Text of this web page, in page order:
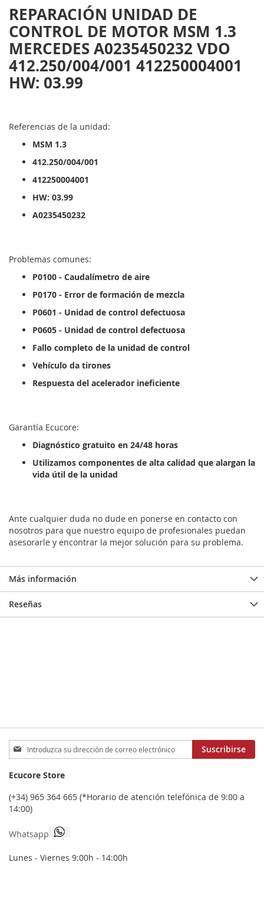
REPARACIÓN UNIDAD DE
CONTROL DE MOTOR MSM 1.3
MERCEDES A0235450232 VDO
412.250/004/001 412250004001
HW: 03.99
Referencias de la unidad:
MSM 1.3
412.250/004/001
412250004001
HW: 03.99
A0235450232
Problemas comunes:
P0100 - Caudalímetro de aire
P0170 - Error de formación de mezcla
P0601 - Unidad de control defectuosa
P0605 - Unidad de control defectuosa
Fallo completo de la unidad de control
Vehículo da tirones
Respuesta del acelerador ineficiente
Garantía Ecucore:
Diagnóstico gratuito en 24/48 horas
Utilizamos componentes de alta calidad que alargan la
vida útil de la unidad
Ante cualquier duda no dude en ponerse en contacto con
nosotros para que nuestro equipo de profesionales puedan
asesorarle y encontrar la mejor solución para su problema.
Más información
Reseñas
Inscríbase
a
boletín
de
noticias:
Suscribirse
Ecucore Store
(+34) 965 364 665 (*Horario de atención telefónica de 9:00 a
14:00)
Whatsapp
Lunes - Viernes 9:00h - 14:00h